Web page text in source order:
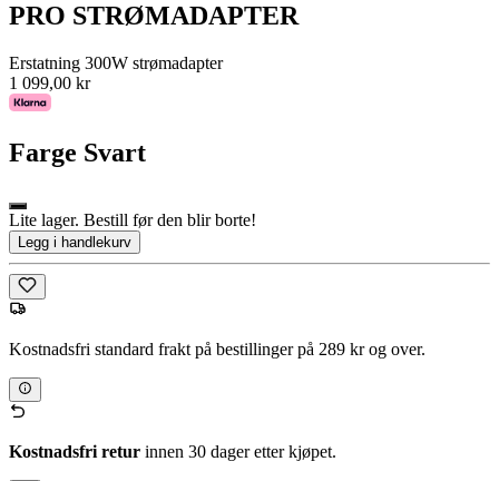
PRO STRØMADAPTER
Erstatning 300W strømadapter
1 099,00 kr
Farge Svart
Lite lager. Bestill før den blir borte!
Legg i handlekurv
Kostnadsfri standard frakt på bestillinger på 289 kr og over.
Kostnadsfri retur innen 30 dager etter kjøpet.